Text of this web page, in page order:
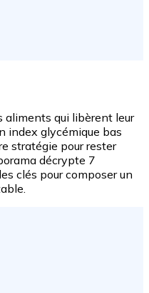
aliments qui libèrent leur
index glycémique bas
stratégie pour rester
décrypte 7
clés pour composer un